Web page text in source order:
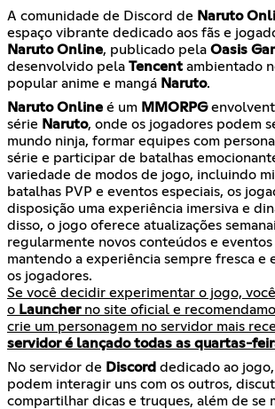
A comunidade de Discord de Naruto
espaço vibrante dedicado aos fãs e
Naruto Online, publicado pela Oasis
desenvolvido pela Tencent ambientado
popular anime e mangá Naruto.
Naruto Online é um MMORPG
série Naruto, onde os jogadores podem
mundo ninja, formar equipes com
série e participar de batalhas
variedade de modos de jogo, incluindo
batalhas PVP e eventos especiais, os
disposição uma experiência imersiva e
disso, o jogo oferece atualizações
regularmente novos conteúdos e eventos
mantendo a experiência sempre fresca e
Se você decidir experimentar o jogo,
o Launcherno site oficial e
crie um personagem no servidor mais
servidor é lançado todas as quartas-
No servidor de Discord dedicado ao
podem interagir uns com os outros,
compartilhar dicas e truques, além de se